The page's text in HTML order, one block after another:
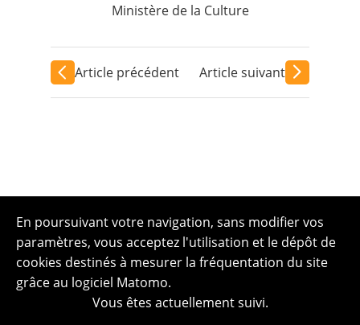
Ministère de la Culture
Article précédent Article suivant
En poursuivant votre navigation, sans modifier vos
paramètres, vous acceptez l'utilisation et le dépôt de
cookies destinés à mesurer la fréquentation du site
grâce au logiciel Matomo.
Vous êtes actuellement suivi.